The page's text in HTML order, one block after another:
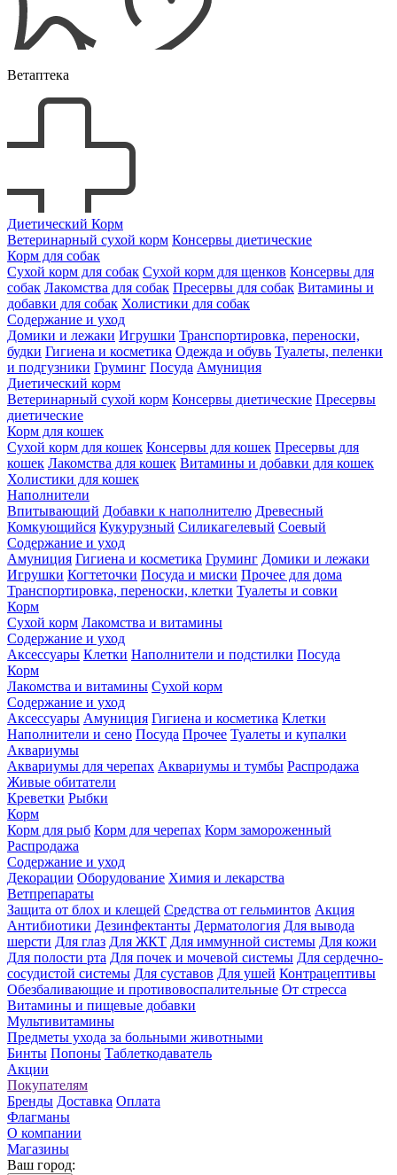
Ветаптека
Диетический Корм
Ветеринарный сухой корм Консервы диетические
Корм для собак
Сухой корм для собак Сухой корм для щенков Консервы для
собак Лакомства для собак Пресервы для собак Витамины и
добавки для собак Холистики для собак
Содержание и уход
Домики и лежаки Игрушки Транспортировка, переноски,
будки Гигиена и косметика Одежда и обувь Туалеты, пеленки
и подгузники Груминг Посуда Амуниция
Диетический корм
Ветеринарный сухой корм Консервы диетические Пресервы
диетические
Корм для кошек
Сухой корм для кошек Консервы для кошек Пресервы для
кошек Лакомства для кошек Витамины и добавки для кошек
Холистики для кошек
Наполнители
Впитывающий Добавки к наполнителю Древесный
Комкующийся Кукурузный Силикагелевый Соевый
Содержание и уход
Амуниция Гигиена и косметика Груминг Домики и лежаки
Игрушки Когтеточки Посуда и миски Прочее для дома
Транспортировка, переноски, клетки Туалеты и совки
Корм
Сухой корм Лакомства и витамины
Содержание и уход
Аксессуары Клетки Наполнители и подстилки Посуда
Корм
Лакомства и витамины Сухой корм
Содержание и уход
Аксессуары Амуниция Гигиена и косметика Клетки
Наполнители и сено Посуда Прочее Туалеты и купалки
Аквариумы
Аквариумы для черепах Аквариумы и тумбы Распродажа
Живые обитатели
Креветки Рыбки
Корм
Корм для рыб Корм для черепах Корм замороженный
Распродажа
Содержание и уход
Декорации Оборудование Химия и лекарства
Ветпрепараты
Защита от блох и клещей Средства от гельминтов Акция
Антибиотики Дезинфектанты Дерматология Для вывода
шерсти Для глаз Для ЖКТ Для иммунной системы Для кожи
Для полости рта Для почек и мочевой системы Для сердечно-
сосудистой системы Для суставов Для ушей Контрацептивы
Обезбаливающие и противовоспалительные От стресса
Витамины и пищевые добавки
Мультивитамины
Предметы ухода за больными животными
Бинты Попоны Таблеткодаватель
Акции
Покупателям
Бренды Доставка Оплата
Флагманы
О компании
Магазины
Ваш город: